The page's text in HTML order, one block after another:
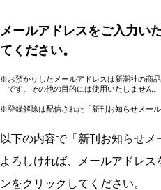
メールアドレスをご入力い
てください。
※お預かりしたメールアドレスは新潮社の商
です。その他の目的には使用いたしません。
※登録解除は配信された「新刊お知らせメー
以下の内容で「新刊お知らせメ
よろしければ、メールアドレ
ンをクリックしてください。